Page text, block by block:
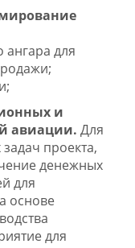
ангара для
и
авиации. Для
проекта,
денежных
для
основе
для